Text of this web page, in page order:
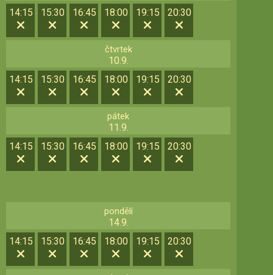
14:15
15:30 16:45 18:00 19:15 20:30
čtvrtek
10.9.
14:15
15:30 16:45 18:00 19:15 20:30
pátek
11.9.
14:15
15:30 16:45 18:00 19:15 20:30
pondělí
14.9.
14:15
15:30 16:45 18:00 19:15 20:30